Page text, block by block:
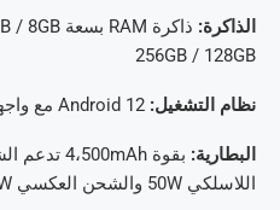
الذاكرة:
256GB / 128GB
نظام التشغيل:
البطارية:
اللاسلكي 50W والشحن العكسي 10W